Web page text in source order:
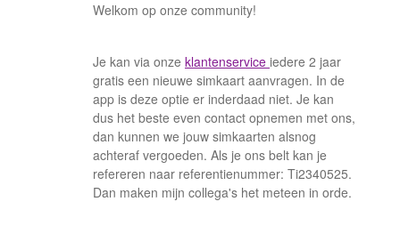
Welkom op onze community!
Je kan via onze klantenservice iedere 2 jaar
gratis een nieuwe simkaart aanvragen. In de
app is deze optie er inderdaad niet. Je kan
dus het beste even contact opnemen met ons,
dan kunnen we jouw simkaarten alsnog
achteraf vergoeden. Als je ons belt kan je
refereren naar referentienummer: Ti2340525.
Dan maken mijn collega's het meteen in orde.